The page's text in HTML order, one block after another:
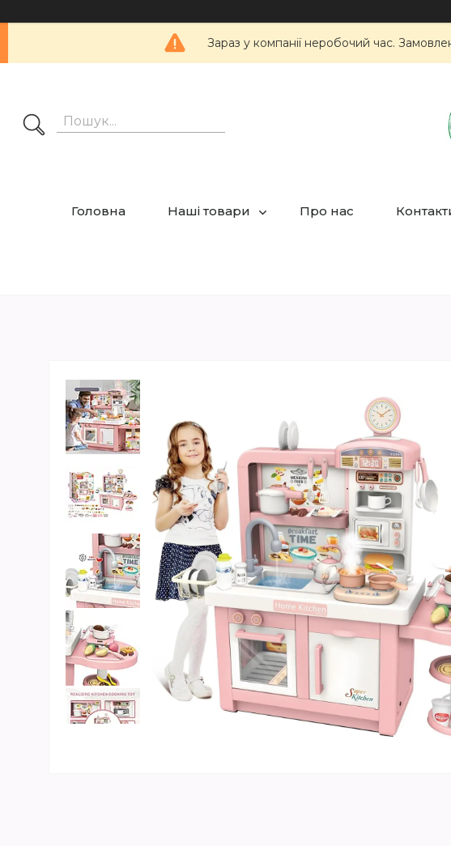
Зараз у компанії неробочий час.
Головна Наші товари Про нас